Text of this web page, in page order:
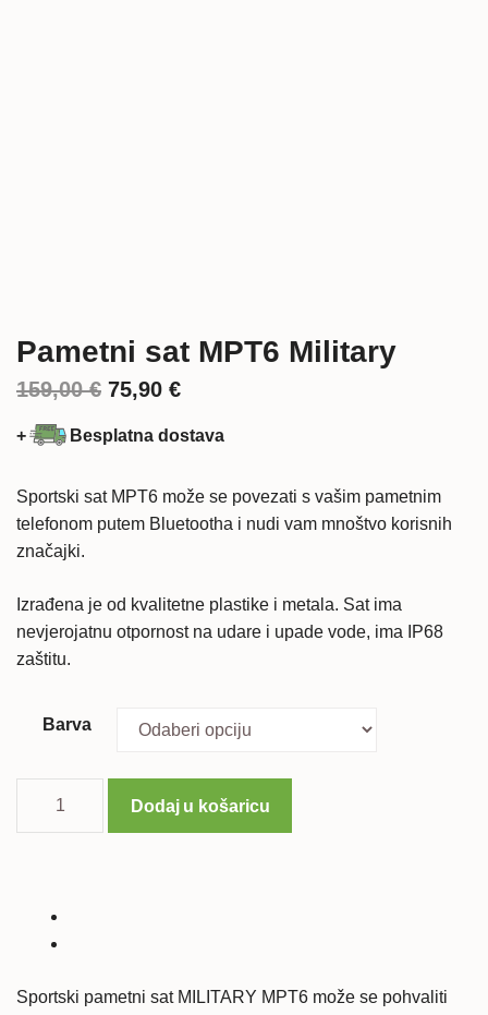
Pametni sat MPT6 Military
159,00€ Izvorna
cijena
je:
159,00 €.
75,90 €Trenutna
75,90 €.
+ Besplatna dostava
Sportski sat MPT6 može se povezati s vašim pametnim
telefonom putem Bluetootha i nudi vam mnoštvo korisnih
značajki.
Izrađena je od kvalitetne plastike i metala. Sat ima
nevjerojatnu otpornost na udare i upade vode, ima IP68
zaštitu.
Barva
Dodaj u košaricu
Sportski pametni sat MILITARY MPT6 može se pohvaliti